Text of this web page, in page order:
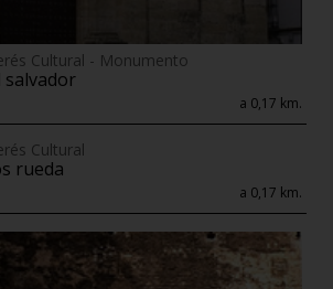
Cultural - Monumento
salvador
a 0,17 km.
Cultural
rueda
a 0,17 km.